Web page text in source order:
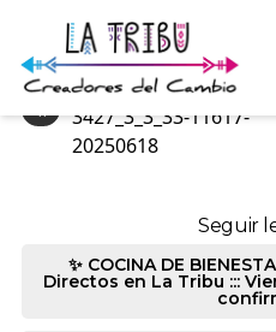
3423_1_1_0-
«
3427_3_3_33-11617-
20250618
Seguir
✨ COCINA DE
Directos en La Tribu :::